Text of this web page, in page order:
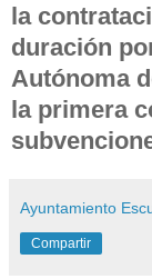
la
duración
Autónoma
la primera
Ayuntamiento
Compartir